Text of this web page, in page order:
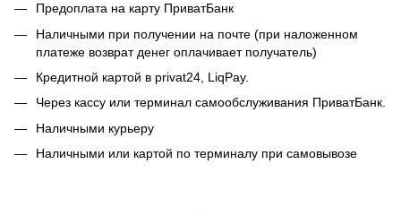
Предоплата на карту ПриватБанк
Наличными при получении на почте (при наложенном
платеже возврат денег оплачивает получатель)
Кредитной картой в privat24, LiqPay.
Через кассу или терминал самообслуживания ПриватБанк.
Наличными курьеру
Наличными или картой по терминалу при самовывозе